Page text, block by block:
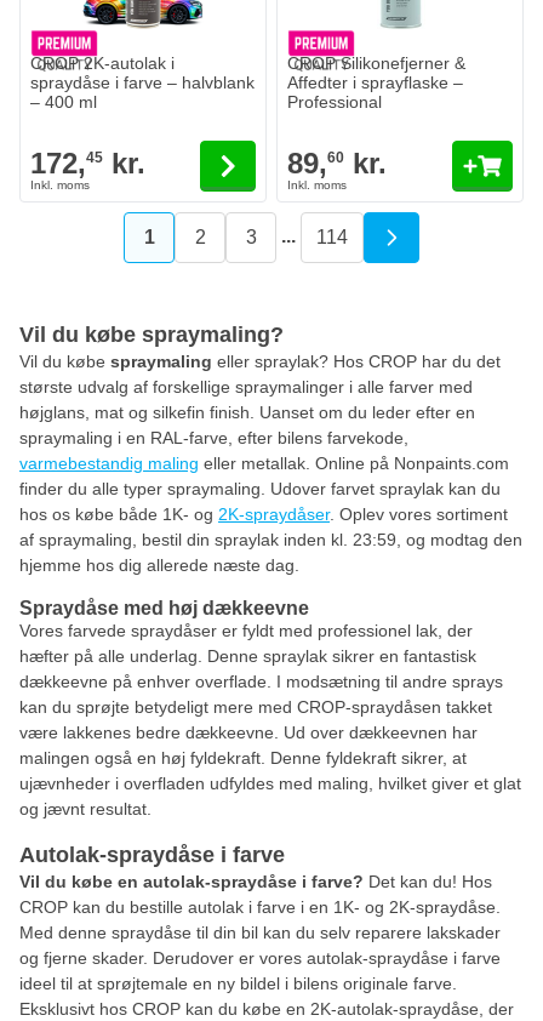
CROP 2K-autolak i
spraydåse i farve – halvblank
– 400 ml
172,45 kr.
CROP Silikonefjerner &
Affedter i sprayflaske –
Professional
89,60 kr.
Du læser i øjeblikket side
1 Side
2 Side
3 ... Side
114
Vil du købe spraymaling?
Vil du købe spraymaling eller spraylak? Hos CROP har du det
største udvalg af forskellige spraymalinger i alle farver med
højglans, mat og silkefin finish. Uanset om du leder efter en
spraymaling i en RAL-farve, efter bilens farvekode,
varmebestandig maling eller metallak. Online på Nonpaints.com
finder du alle typer spraymaling. Udover farvet spraylak kan du
hos os købe både 1K- og 2K-spraydåser. Oplev vores sortiment
af spraymaling, bestil din spraylak inden kl. 23:59, og modtag den
hjemme hos dig allerede næste dag.
Spraydåse med høj dækkeevne
Vores farvede spraydåser er fyldt med professionel lak, der
hæfter på alle underlag. Denne spraylak sikrer en fantastisk
dækkeevne på enhver overflade. I modsætning til andre sprays
kan du sprøjte betydeligt mere med CROP-spraydåsen takket
være lakkenes bedre dækkeevne. Ud over dækkeevnen har
malingen også en høj fyldekraft. Denne fyldekraft sikrer, at
ujævnheder i overfladen udfyldes med maling, hvilket giver et glat
og jævnt resultat.
Autolak-spraydåse i farve
Vil du købe en autolak-spraydåse i farve? Det kan du! Hos
CROP kan du bestille autolak i farve i en 1K- og 2K-spraydåse.
Med denne spraydåse til din bil kan du selv reparere lakskader
og fjerne skader. Derudover er vores autolak-spraydåse i farve
ideel til at sprøjtemale en ny bildel i bilens originale farve.
Eksklusivt hos CROP kan du købe en 2K-autolak-spraydåse, der